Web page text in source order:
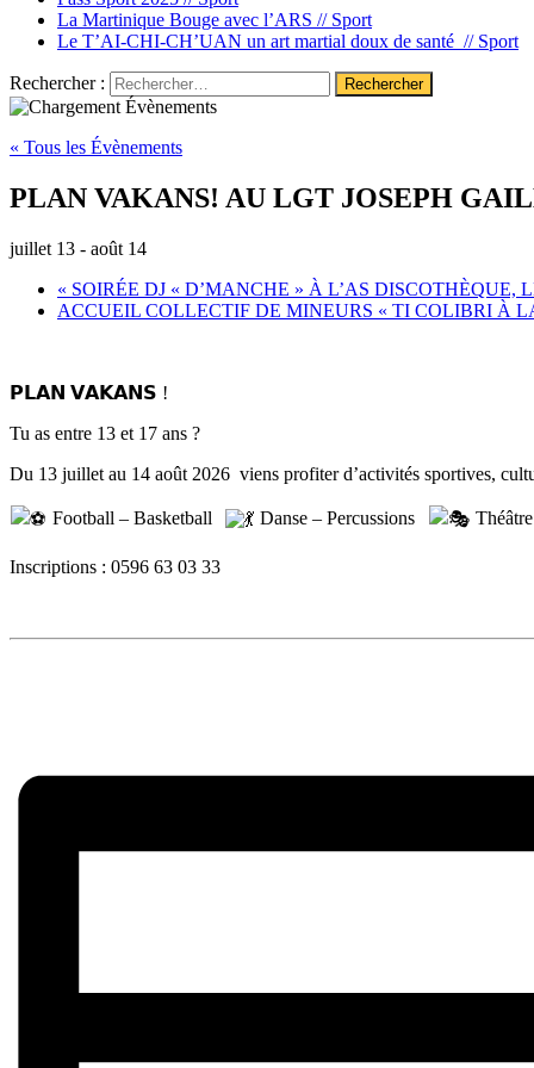
La Martinique Bouge avec l’ARS // Sport
Le T’AI-CHI-CH’UAN un art martial doux de santé // Sport
Rechercher :
« Tous les Évènements
PLAN VAKANS! AU LGT JOSEPH
juillet 13 - août 14
« SOIRÉE DJ « D’MANCHE » À L’AS DISCOTHÈQUE,
ACCUEIL COLLECTIF DE MINEURS « TI COLIBRI À
𝗣𝗟𝗔𝗡 𝗩𝗔𝗞𝗔𝗡𝗦 !
Tu as entre 13 et 17 ans ?
Du 13 juillet au 14 août 2026 viens profiter d’activités sportives,
Football – Basketball Danse – Percussions
Inscriptions : 0596 63 03 33